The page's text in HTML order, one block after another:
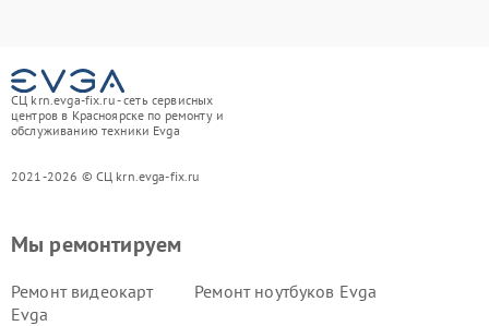
СЦ krn.evga-fix.ru - сеть сервисных
центров в Красноярске по ремонту и
обслуживанию техники Evga
2021-2026 © СЦ krn.evga-fix.ru
Мы ремонтируем
Ремонт видеокарт
Evga
Ремонт ноутбуков Evga